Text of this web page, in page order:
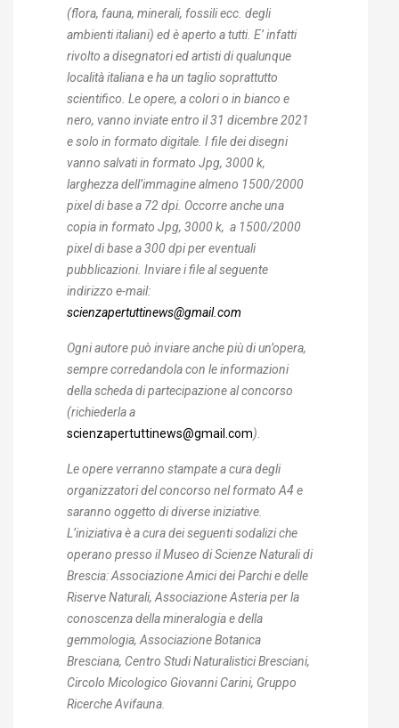
(flora, fauna, minerali, fossili ecc. degli
ambienti italiani) ed è aperto a tutti. E’ infatti
rivolto a disegnatori ed artisti di qualunque
località italiana e ha un taglio soprattutto
scientifico. Le opere, a colori o in bianco e
nero, vanno inviate entro il 31 dicembre 2021
e solo in formato digitale. I file dei disegni
vanno salvati in formato Jpg, 3000 k,
larghezza dell’immagine almeno 1500/2000
pixel di base a 72 dpi. Occorre anche una
copia in formato Jpg, 3000 k, a 1500/2000
pixel di base a 300 dpi per eventuali
pubblicazioni. Inviare i file al seguente
indirizzo e-mail:
scienzapertuttinews@gmail.com
Ogni autore può inviare anche più di un’opera,
sempre corredandola con le informazioni
della scheda di partecipazione al concorso
(richiederla a
scienzapertuttinews@gmail.com)
Le opere verranno stampate a cura degli
organizzatori del concorso nel formato A4 e
saranno oggetto di diverse iniziative.
L’iniziativa è a cura dei seguenti sodalizi che
operano presso il Museo di Scienze Naturali di
Brescia: Associazione Amici dei Parchi e delle
Riserve Naturali, Associazione Asteria per la
conoscenza della mineralogia e della
gemmologia, Associazione Botanica
Bresciana, Centro Studi Naturalistici Bresciani,
Circolo Micologico Giovanni Carini, Gruppo
Ricerche Avifauna.